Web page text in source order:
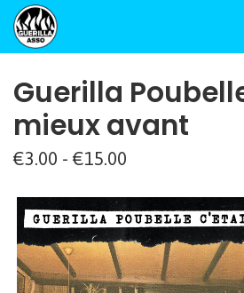
Guerilla
mieux avant
€3.00 - €15.00